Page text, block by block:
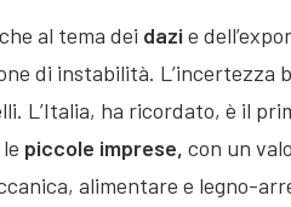
al tema dei dazi e
di instabilità. L’incertezza
L’Italia, ha ricordato, è il
piccole imprese, con un
alimentare e legno-